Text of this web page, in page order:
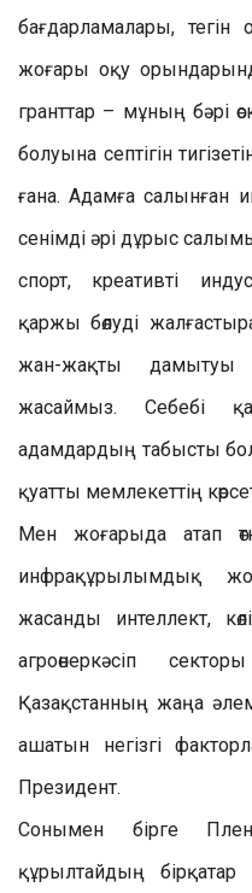
бағдарламалары,
жоғары оқу орындарында
гранттар – мұның бәрі
болуына септігін
ғана. Адамға салынған
сенімді әрі дұрыс
спорт, креативті
қаржы бөлуді
жан-жақты
жасаймыз. Себебі
адамдардың табысты
қуатты мемлекеттің
Мен жоғарыда атап
инфрақұрылымдық
жасанды интеллект,
агроөнеркәсіп
Қазақстанның жаңа
ашатын негізгі
Президент.
Сонымен бірге
құрылтайдың